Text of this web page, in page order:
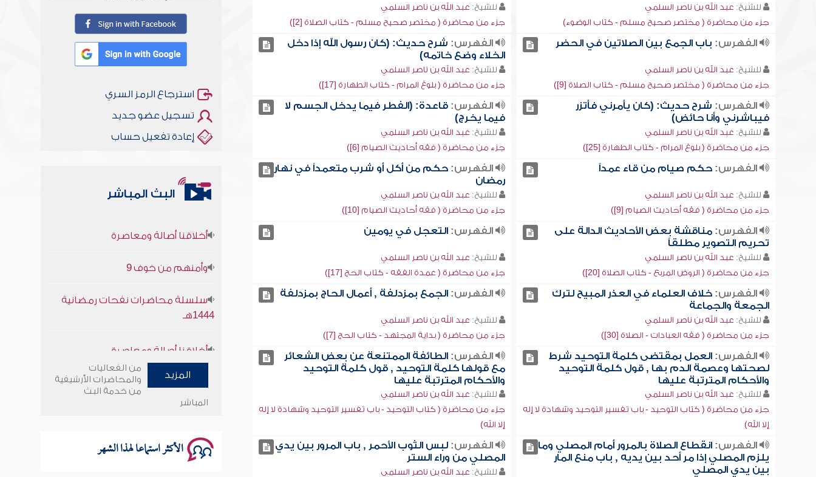
للشيخ: عبد الله بن ناصر السلمي
جزء من محاضرة ( مختصر صحيح مسلم - كتاب الوضوء)
للشيخ: عبد الله بن ناصر السلمي
جزء من محاضرة ( مختصر صحيح مسلم - كتاب الصلاة [2])
الفهرس: باب الجمع بين الصلاتين في الحضر
للشيخ: عبد الله بن ناصر السلمي
جزء من محاضرة ( مختصر صحيح مسلم - كتاب الصلاة [9])
الفهرس: شرح حديث: (كان رسول الله إذا دخل
الخلاء وضع خاتمه)
للشيخ: عبد الله بن ناصر السلمي
جزء من محاضرة ( بلوغ المرام - كتاب الطهارة [17])
الفهرس: شرح حديث: (كان يأمرني فأتزر
فيباشرني وأنا حائض)
للشيخ: عبد الله بن ناصر السلمي
جزء من محاضرة ( بلوغ المرام - كتاب الطهارة [25])
الفهرس: قاعدة: (الفطر فيما يدخل الجسم لا
فيما يخرج)
للشيخ: عبد الله بن ناصر السلمي
جزء من محاضرة ( فقه أحاديث الصيام [6])
الفهرس:حكم صيام من قاء عمداً
للشيخ: عبد الله بن ناصر السلمي
جزء من محاضرة ( فقه أحاديث الصيام [9])
الفهرس: حكم من أكل أو شرب متعمداً في نهار
رمضان
للشيخ: عبد الله بن ناصر السلمي
جزء من محاضرة ( فقه أحاديث الصيام [10])
الفهرس:مناقشة بعض الأحاديث الدالة على
تحريم التصوير مطلقاً
للشيخ: عبد الله بن ناصر السلمي
جزء من محاضرة ( الروض المربع - كتاب الصلاة [20])
الفهرس: التعجل في يومين
للشيخ: عبد الله بن ناصر السلمي
جزء من محاضرة ( عمدة الفقه - كتاب الحج [17])
الفهرس:خلاف العلماء في العذر المبيح لترك
الجمعة والجماعة
للشيخ: عبد الله بن ناصر السلمي
جزء من محاضرة ( فقه العبادات - الصلاة [30])
الفهرس: الجمع بمزدلفة , أعمال الحاج بمزدلفة
للشيخ: عبد الله بن ناصر السلمي
جزء من محاضرة ( بداية المجتهد - كتاب الحج [7])
الفهرس:العمل بمقتضى كلمة التوحيد شرط
لصحتها وعصمة الدم بها , قول كلمة التوحيد
والأحكام المترتبة عليها
للشيخ: عبد الله بن ناصر السلمي
جزء من محاضرة ( كتاب التوحيد - باب تفسير التوحيد وشهادة لا إله
إلا الله)
الفهرس: الطائفة الممتنعة عن بعض الشعائر
مع قولها كلمة التوحيد , قول كلمة التوحيد
والأحكام المترتبة عليها
للشيخ: عبد الله بن ناصر السلمي
جزء من محاضرة ( كتاب التوحيد - باب تفسير التوحيد وشهادة لا إله
إلا الله)
الفهرس:انقطاع الصلاة بالمرور أمام المصلي وما
يلزم المصلي إذا مر أحد بين يديه , باب منع المار
بين يدي المصلي
الفهرس: لبس الثوب الأحمر , باب المرور بين يدي
المصلي من وراء الستر
للشيخ: عبد الله بن ناصر السلمي
استرجاع الرمز السري
تسجيل عضو جديد
إعادة تفعيل حساب
البث المباشر
1444هـ
وأمنهم من خوف 9
سلسلة محاضرات نفحات رمضانية
1444هـ
المزيد
من الفعاليات
والمحاضرات الأرشيفية
من خدمة البث
المباشر
الأكثر استماعا لهذا الشهر